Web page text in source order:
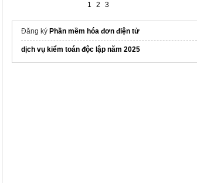
1 2 3
Đăng ký Phần mềm hóa đơn điện tử
dịch vụ kiểm toán độc lập năm 2025